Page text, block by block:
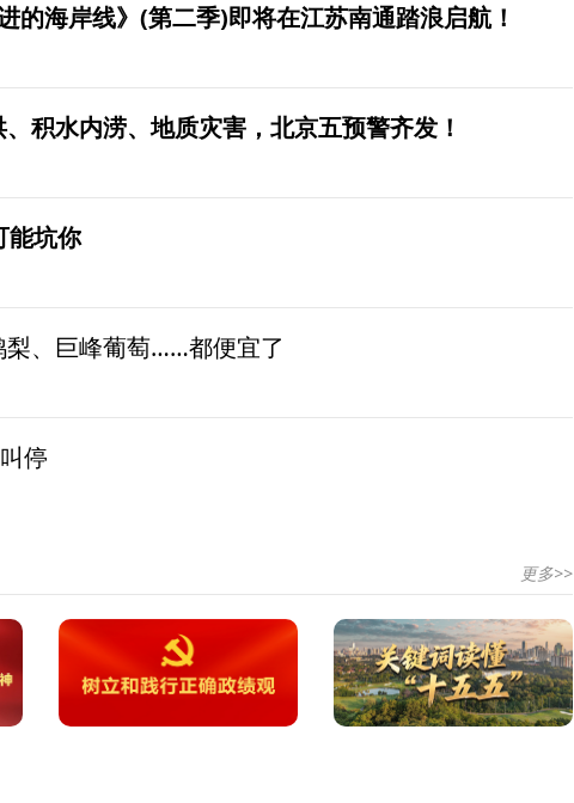
的海岸线》(第二季)即将在江苏南通踏浪启航！
积水内涝、地质灾害，北京五预警齐发！
能坑你
梨、巨峰葡萄……都便宜了
停
更多>>